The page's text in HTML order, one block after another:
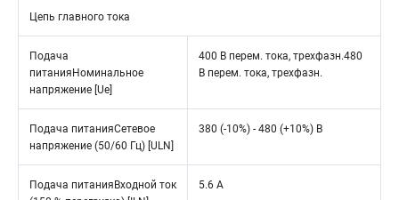
Цепь главного тока
Подача
питанияНоминальное
напряжение [Ue]
400 В перем. тока, трехфазн.480
В перем. тока, трехфазн.
Подача питанияСетевое
напряжение (50/60 Гц) [ULN]
380 (-10%) - 480 (+10%) В
Подача питанияВходной ток
5.6 A